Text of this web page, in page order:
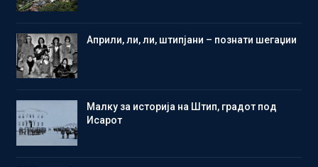
Aприли, ли, ли, штипјани – познати шегаџии
Малку за историја на Штип, градот под
Исарот